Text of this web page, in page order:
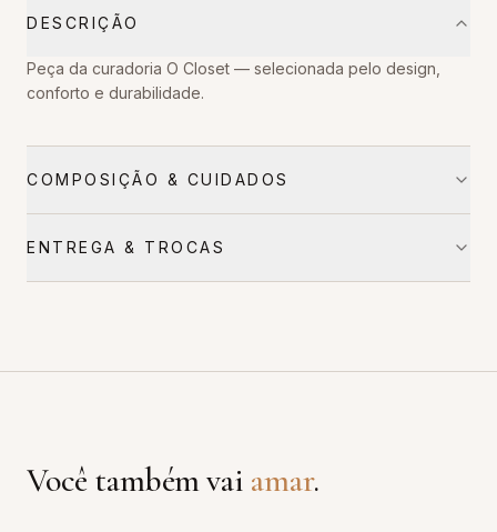
DESCRIÇÃO
Peça da curadoria O Closet — selecionada pelo design,
conforto e durabilidade.
COMPOSIÇÃO & CUIDADOS
ENTREGA & TROCAS
Você também vai amar.